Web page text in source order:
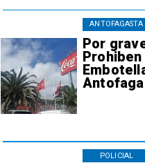
Por
ANTOFAGASTA
POLICIAL